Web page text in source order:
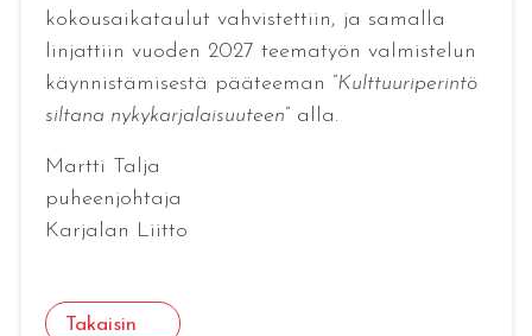
kokousaikataulut vahvistettiin, ja samalla
linjattiin vuoden 2027 teematyön valmistelun
käynnistämisestä pääteeman ”Kulttuuriperintö
siltana nykykarjalaisuuteen” alla.
Martti Talja
puheenjohtaja
Karjalan Liitto
Takaisin